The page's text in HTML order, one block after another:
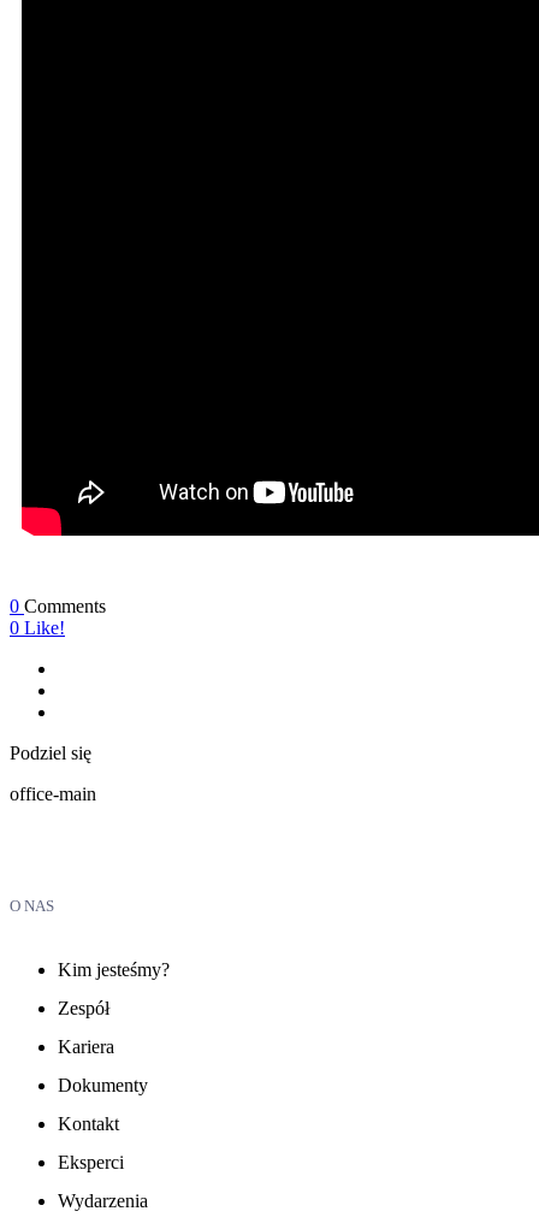
0 Comments
0 Like!
Podziel się
office-main
O NAS
Kim jesteśmy?
Zespół
Kariera
Dokumenty
Kontakt
Eksperci
Wydarzenia